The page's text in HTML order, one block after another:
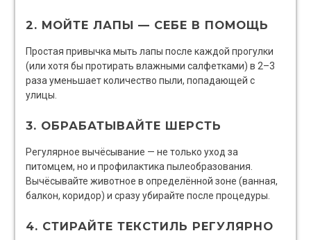
2. МОЙТЕ ЛАПЫ — СЕБЕ В ПОМОЩЬ
Простая привычка мыть лапы после каждой прогулки
(или хотя бы протирать влажными салфетками) в 2–3
раза уменьшает количество пыли, попадающей с
улицы.
3. ОБРАБАТЫВАЙТЕ ШЕРСТЬ
Регулярное вычёсывание — не только уход за
питомцем, но и профилактика пылеобразования.
Вычёсывайте животное в определённой зоне (ванная,
балкон, коридор) и сразу убирайте после процедуры.
4. СТИРАЙТЕ ТЕКСТИЛЬ РЕГУЛЯРНО